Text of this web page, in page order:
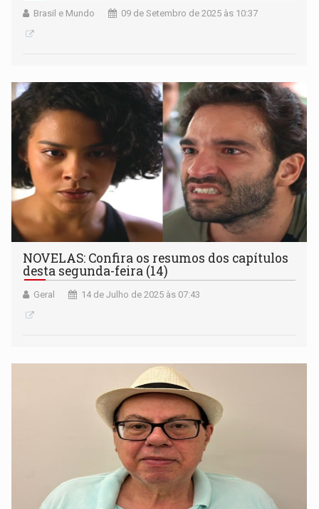
Brasil e Mundo 09 de Setembro de 2025 às 10:37
NOVELAS: Confira os resumos dos capítulos
desta segunda-feira (14)
Geral 14 de Julho de 2025 às 07:43